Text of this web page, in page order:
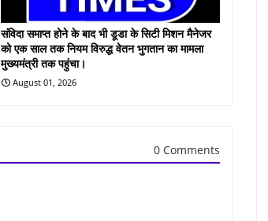
संविदा समाप्त होने के बाद भी डूडा के सिटी मिशन मैनेजर
को एक साल तक नियम विरुद्ध वेतन भुगतान का मामला
मुख्यमंत्री तक पहुंचा।
August 01, 2026
0 Comments